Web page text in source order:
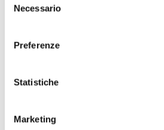
delNecessario
Preferenze
Statistiche
Marketing